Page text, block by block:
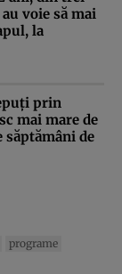
voie să mai
la
prin
mai mare de
de
programe